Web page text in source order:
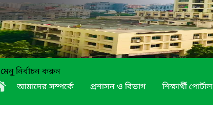
মেনু নির্বাচন করুন
আমাদের সম্পর্কে
প্রশাসন ও বিভাগ শিক্ষার্থী পোর্টাল